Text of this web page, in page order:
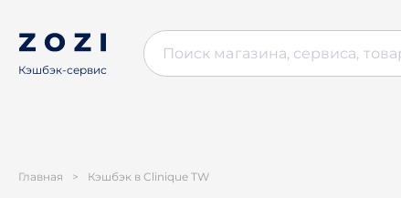
Кэшбэк-сервис
Главная > Кэшбэк в Clinique TW